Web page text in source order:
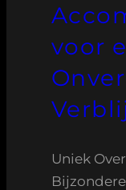
voor
Uniek